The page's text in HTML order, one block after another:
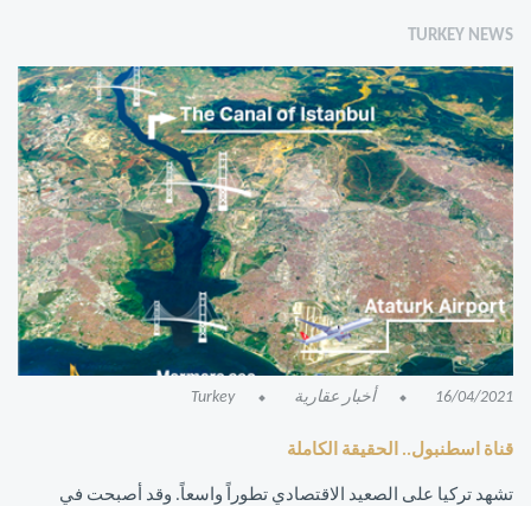
TURKEY NEWS
16/04/2021 أخبار عقارية Turkey
قناة اسطنبول.. الحقيقة الكاملة
تشهد تركيا على الصعيد الاقتصادي تطوراً واسعاً. وقد أصبحت في